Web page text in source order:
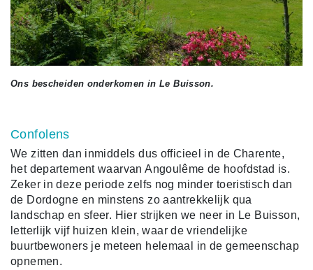
Ons bescheiden onderkomen in Le Buisson.
Confolens
We zitten dan inmiddels dus officieel in de Charente,
het departement waarvan Angoulême de hoofdstad is.
Zeker in deze periode zelfs nog minder toeristisch dan
de Dordogne en minstens zo aantrekkelijk qua
landschap en sfeer. Hier strijken we neer in Le Buisson,
letterlijk vijf huizen klein, waar de vriendelijke
buurtbewoners je meteen helemaal in de gemeenschap
opnemen.